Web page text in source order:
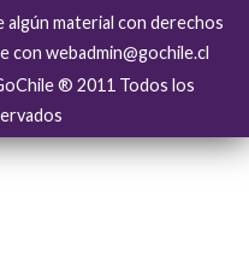
algún material con derechos
webadmin@gochile.cl
® 2011 Todos los